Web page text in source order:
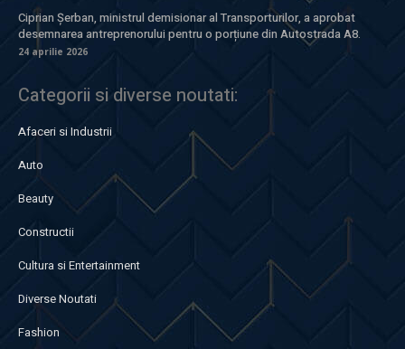
Ciprian Șerban, ministrul demisionar al Transporturilor, a aprobat
desemnarea antreprenorului pentru o porțiune din Autostrada A8.
24 aprilie 2026
Categorii si diverse noutati:
Afaceri si Industrii
Auto
Beauty
Constructii
Cultura si Entertainment
Diverse Noutati
Fashion